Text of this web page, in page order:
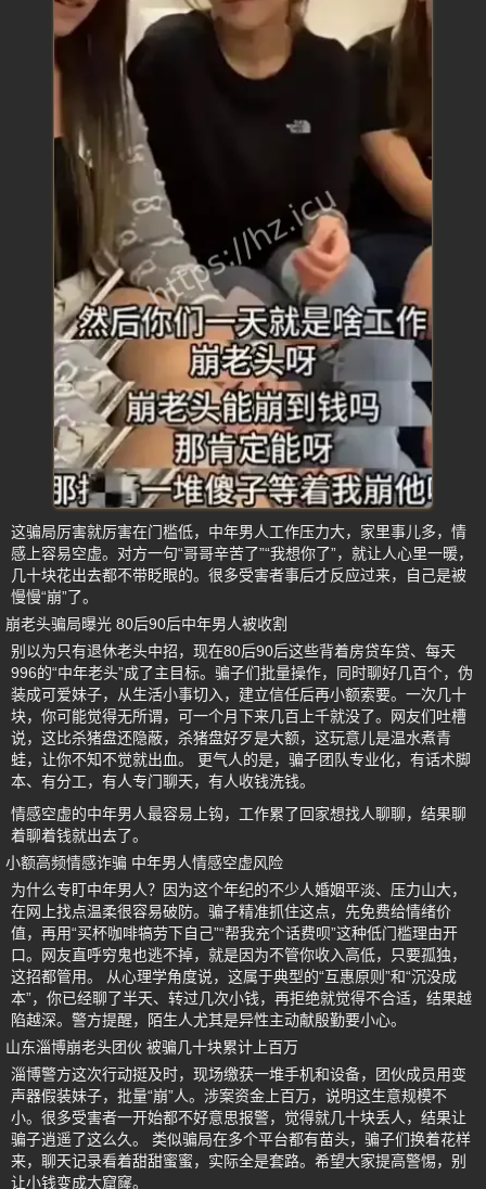
这骗局厉害就厉害在门槛低，中年男人工作压力大，家里事儿多，情
感上容易空虚。对方一句“哥哥辛苦了”“我想你了”，就让人心里一暖，
几十块花出去都不带眨眼的。很多受害者事后才反应过来，自己是被
慢慢“崩”了。
崩老头骗局曝光 80后90后中年男人被收割
别以为只有退休老头中招，现在80后90后这些背着房贷车贷、每天
996的“中年老头”成了主目标。骗子们批量操作，同时聊好几百个，伪
装成可爱妹子，从生活小事切入，建立信任后再小额索要。一次几十
块，你可能觉得无所谓，可一个月下来几百上千就没了。网友们吐槽
说，这比杀猪盘还隐蔽，杀猪盘好歹是大额，这玩意儿是温水煮青
蛙，让你不知不觉就出血。 更气人的是，骗子团队专业化，有话术脚
本、有分工，有人专门聊天，有人收钱洗钱。
情感空虚的中年男人最容易上钩，工作累了回家想找人聊聊，结果聊
着聊着钱就出去了。
小额高频情感诈骗 中年男人情感空虚风险
为什么专盯中年男人？因为这个年纪的不少人婚姻平淡、压力山大，
在网上找点温柔很容易破防。骗子精准抓住这点，先免费给情绪价
值，再用“买杯咖啡犒劳下自己”“帮我充个话费呗”这种低门槛理由开
口。网友直呼穷鬼也逃不掉，就是因为不管你收入高低，只要孤独，
这招都管用。 从心理学角度说，这属于典型的“互惠原则”和“沉没成
本”，你已经聊了半天、转过几次小钱，再拒绝就觉得不合适，结果越
陷越深。警方提醒，陌生人尤其是异性主动献殷勤要小心。
山东淄博崩老头团伙 被骗几十块累计上百万
淄博警方这次行动挺及时，现场缴获一堆手机和设备，团伙成员用变
声器假装妹子，批量“崩”人。涉案资金上百万，说明这生意规模不
小。很多受害者一开始都不好意思报警，觉得就几十块丢人，结果让
骗子逍遥了这么久。 类似骗局在多个平台都有苗头，骗子们换着花样
来，聊天记录看着甜甜蜜蜜，实际全是套路。希望大家提高警惕，别
让小钱变成大窟窿。